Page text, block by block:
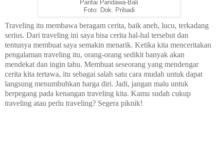
Pantai Pandawa-Bali
Foto: Dok. Pribadi
Traveling itu membawa beragam cerita, baik aneh, lucu, terkadang
serius. Dari traveling ini saya bisa cerita hal-hal tersebut dan
tentunya membuat saya semakin menarik. Ketika kita menceritakan
pengalaman traveling itu, orang-orang sedikit banyak akan
mendekat dan ingin tahu. Membuat seseorang yang mendengar
cerita kita tertawa, itu sebagai salah satu cara mudah untuk dapat
langsung menumbuhkan harga diri. Jadi, jangan malu untuk
berpegang pada kenangan traveling kita. Kamu sudah cukup
traveling atau perlu traveling? Segera piknik!